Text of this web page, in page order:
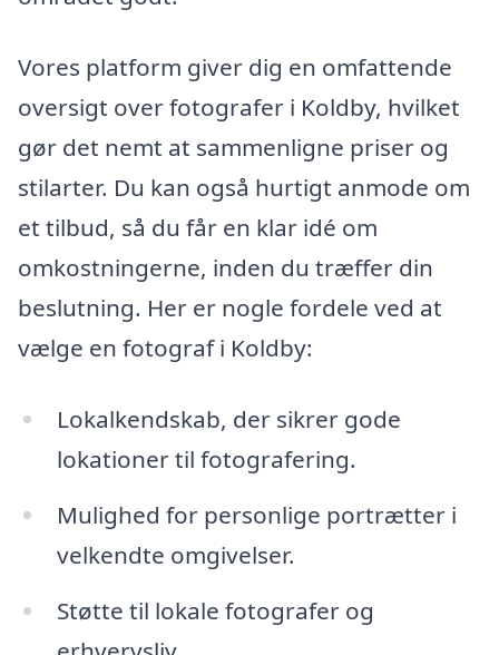
Vores platform giver dig en omfattende
oversigt over fotografer i Koldby, hvilket
gør det nemt at sammenligne priser og
stilarter. Du kan også hurtigt anmode om
et tilbud, så du får en klar idé om
omkostningerne, inden du træffer din
beslutning. Her er nogle fordele ved at
vælge en fotograf i Koldby:
Lokalkendskab, der sikrer gode
lokationer til fotografering.
Mulighed for personlige portrætter i
velkendte omgivelser.
Støtte til lokale fotografer og